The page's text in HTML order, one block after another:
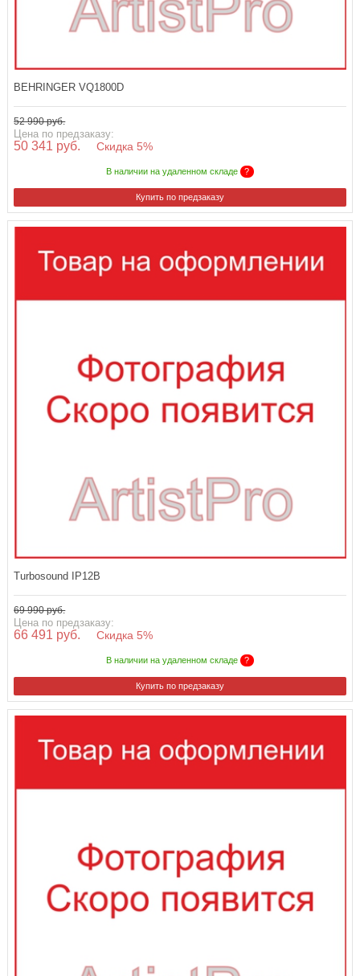
BEHRINGER VQ1800D
52 990 руб.
Цена по предзаказу:
50 341 руб. Скидка 5%
В наличии на удаленном складе ?
Купить по предзаказу
Turbosound IP12B
69 990 руб.
Цена по предзаказу:
66 491 руб. Скидка 5%
В наличии на удаленном складе ?
Купить по предзаказу